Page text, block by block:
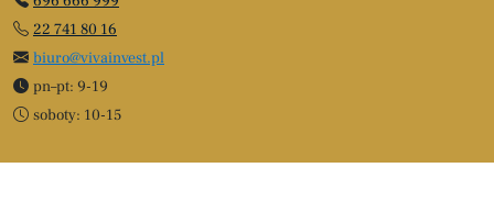
22 741 80 16
biuro@vivainvest.pl
pn–pt: 9-19
soboty: 10-15